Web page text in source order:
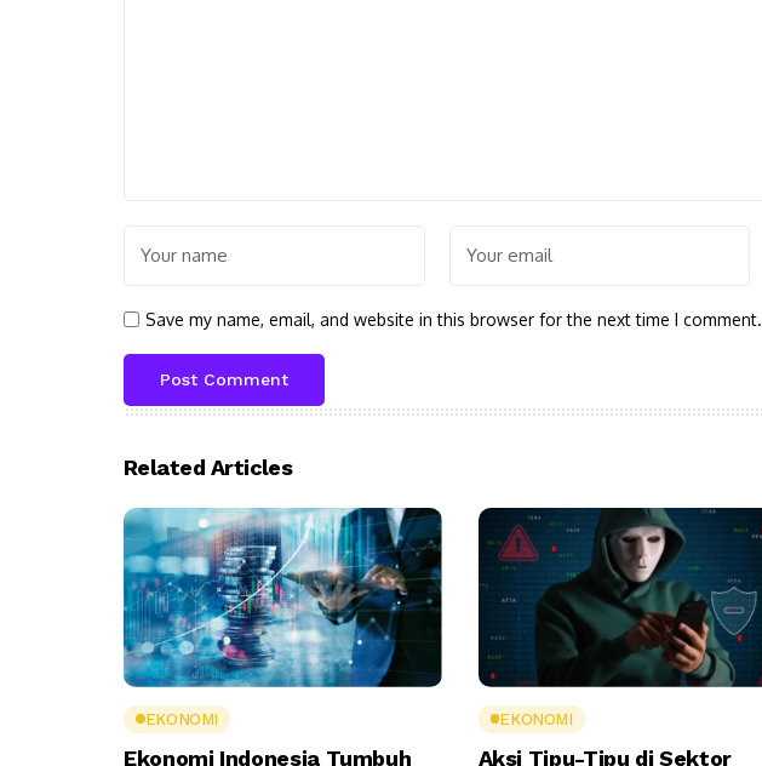
Save my name, email, and website in this browser for the next time I comment.
Related Articles
EKONOMI
Ekonomi Indonesia Tumbuh
EKONOMI
Aksi Tipu-Tipu di Sektor